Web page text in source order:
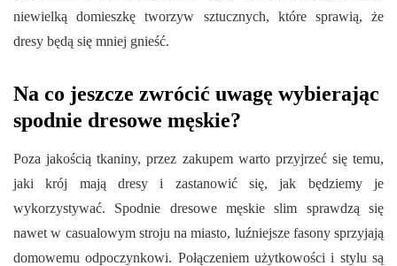
niewielką domieszkę tworzyw sztucznych, które sprawią, że
dresy będą się mniej gnieść.
Na co jeszcze zwrócić uwagę wybierając
spodnie dresowe męskie?
Poza jakością tkaniny, przez zakupem warto przyjrzeć się temu,
jaki krój mają dresy i zastanowić się, jak będziemy je
wykorzystywać. Spodnie dresowe męskie slim sprawdzą się
nawet w casualowym stroju na miasto, luźniejsze fasony sprzyjają
domowemu odpoczynkowi. Połączeniem użytkowości i stylu są